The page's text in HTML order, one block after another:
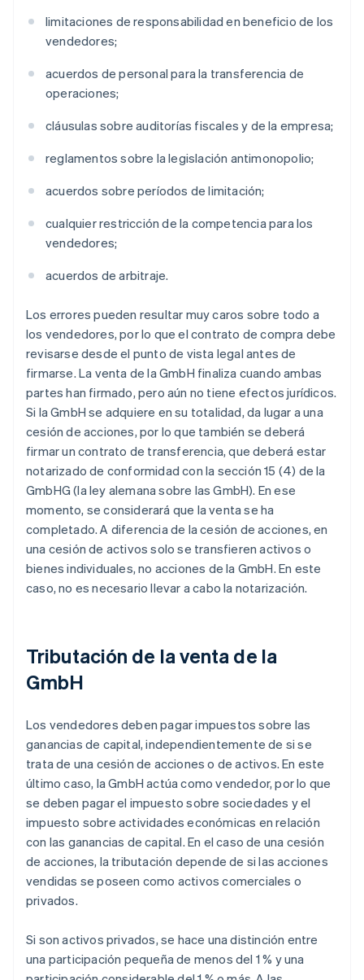
limitaciones de responsabilidad en beneficio de los
vendedores;
acuerdos de personal para la transferencia de
operaciones;
cláusulas sobre auditorías fiscales y de la empresa;
reglamentos sobre la legislación antimonopolio;
acuerdos sobre períodos de limitación;
cualquier restricción de la competencia para los
vendedores;
acuerdos de arbitraje.
Los errores pueden resultar muy caros sobre todo a
los vendedores, por lo que el contrato de compra debe
revisarse desde el punto de vista legal antes de
firmarse. La venta de la GmbH finaliza cuando ambas
partes han firmado, pero aún no tiene efectos jurídicos.
Si la GmbH se adquiere en su totalidad, da lugar a una
cesión de acciones, por lo que también se deberá
firmar un contrato de transferencia, que deberá estar
notarizado de conformidad con la sección 15 (4) de la
GmbHG (la ley alemana sobre las GmbH). En ese
momento, se considerará que la venta se ha
completado. A diferencia de la cesión de acciones, en
una cesión de activos solo se transfieren activos o
bienes individuales, no acciones de la GmbH. En este
caso, no es necesario llevar a cabo la notarización.
Tributación de la venta de la
GmbH
Los vendedores deben pagar impuestos sobre las
ganancias de capital, independientemente de si se
trata de una cesión de acciones o de activos. En este
último caso, la GmbH actúa como vendedor, por lo que
se deben pagar el impuesto sobre sociedades y el
impuesto sobre actividades económicas en relación
con las ganancias de capital. En el caso de una cesión
de acciones, la tributación depende de si las acciones
vendidas se poseen como activos comerciales o
privados.
Si son activos privados, se hace una distinción entre
una participación pequeña de menos del 1 % y una